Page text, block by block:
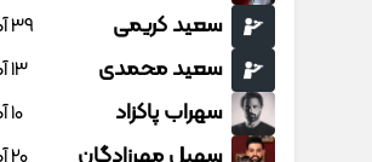
سعید کریمی 39 آهنگ
سعید محمدی 13 آهنگ
سهراب پاکزاد 10 آهنگ